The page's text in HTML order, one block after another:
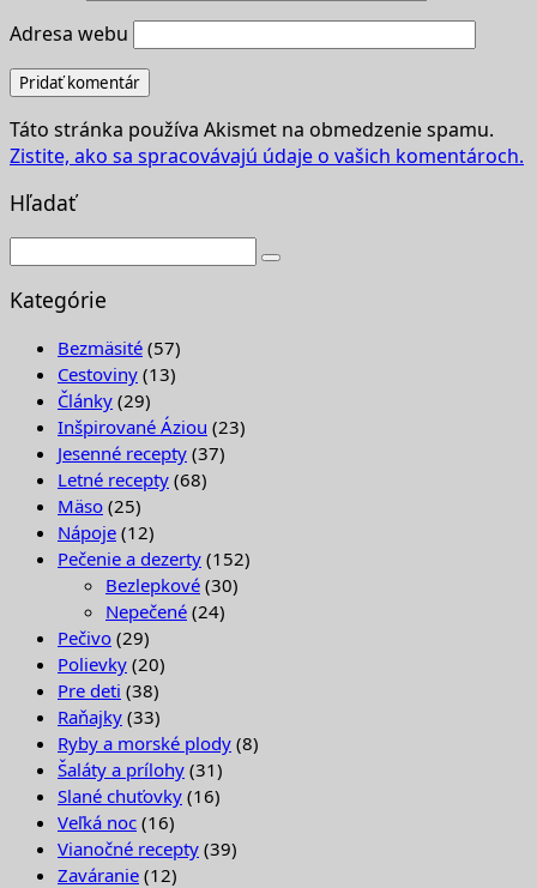
Adresa webu
Táto stránka používa Akismet na obmedzenie spamu.
Zistite, ako sa spracovávajú údaje o vašich komentároch.
Hľadať
Kategórie
Bezmäsité (57)
Cestoviny (13)
Články (29)
Inšpirované Áziou (23)
Jesenné recepty (37)
Letné recepty (68)
Mäso (25)
Nápoje (12)
Pečenie a dezerty (152)
Bezlepkové (30)
Nepečené (24)
Pečivo (29)
Polievky (20)
Pre deti (38)
Raňajky (33)
Ryby a morské plody (8)
Šaláty a prílohy (31)
Slané chuťovky (16)
Veľká noc (16)
Vianočné recepty (39)
Zaváranie (12)